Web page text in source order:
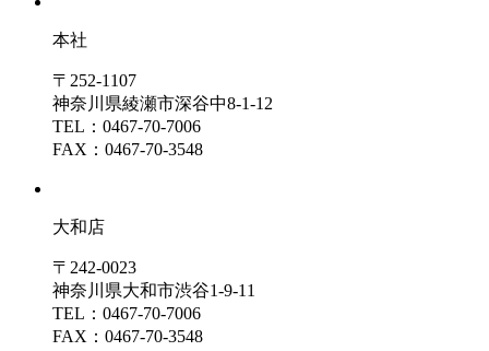
本社
〒252-1107
神奈川県綾瀬市深谷中8-1-12
TEL：0467-70-7006
FAX：0467-70-3548
大和店
〒242-0023
神奈川県大和市渋谷1-9-11
TEL：0467-70-7006
FAX：0467-70-3548